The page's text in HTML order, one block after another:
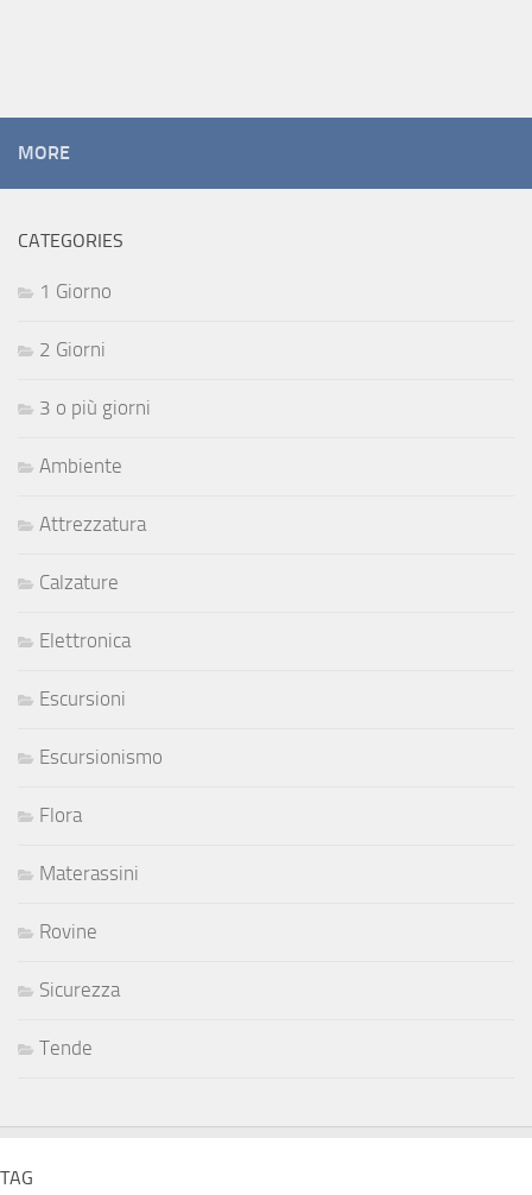
MORE
CATEGORIES
1 Giorno
2 Giorni
3 o più giorni
Ambiente
Attrezzatura
Calzature
Elettronica
Escursioni
Escursionismo
Flora
Materassini
Rovine
Sicurezza
Tende
TAG